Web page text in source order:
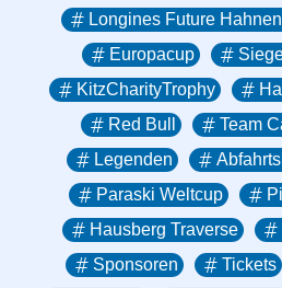
Longines Future
Europacup
KitzCharityTrophy
Red Bull
Team
Legenden
Paraski Weltcup
Hausberg Traverse
Sponsoren
Tickets